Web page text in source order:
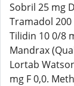
Sobril 25 mg
Tramadol
Tilidin 10 0/8
Mandrax
Lortab
mg F 0,0.